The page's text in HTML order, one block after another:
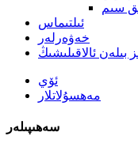
سىم
ئىلتىماس
خەۋەرلەر
بىلەن ئالاقىلىشىڭ
ئۆي
مەھسۇلاتلار
سەھىپىلەر